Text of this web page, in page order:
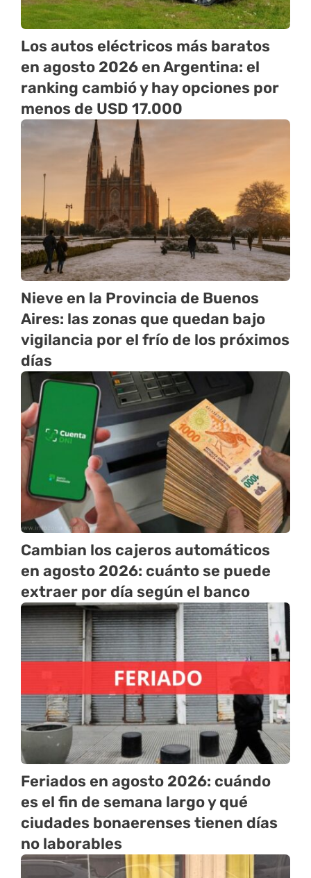
Los autos eléctricos más baratos
en agosto 2026 en Argentina: el
ranking cambió y hay opciones por
menos de USD 17.000
Nieve en la Provincia de Buenos
Aires: las zonas que quedan bajo
vigilancia por el frío de los próximos
días
Cambian los cajeros automáticos
en agosto 2026: cuánto se puede
extraer por día según el banco
Feriados en agosto 2026: cuándo
es el fin de semana largo y qué
ciudades bonaerenses tienen días
no laborables